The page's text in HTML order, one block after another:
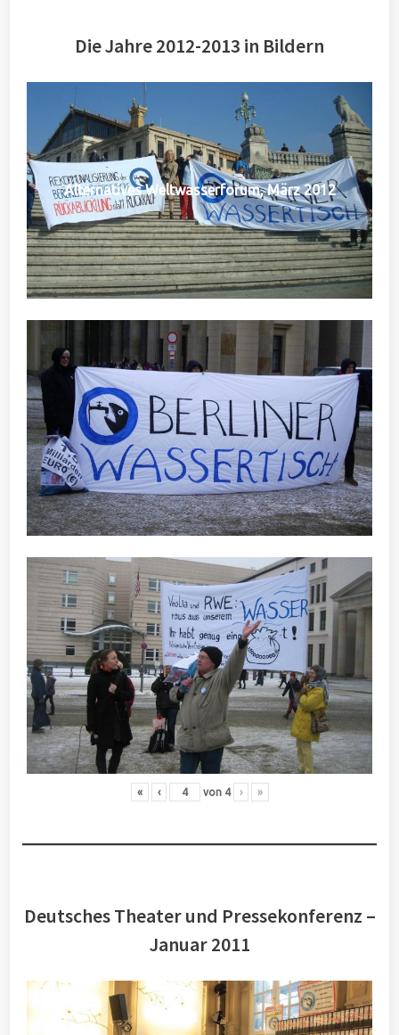
Die Jahre 2012-2013 in Bildern
Alternatives Weltwasserforum, März 2012
« ‹ von 4 › »
Deutsches Theater und Pressekonferenz –
Januar 2011